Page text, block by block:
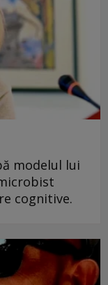
modelul lui
cognitive.